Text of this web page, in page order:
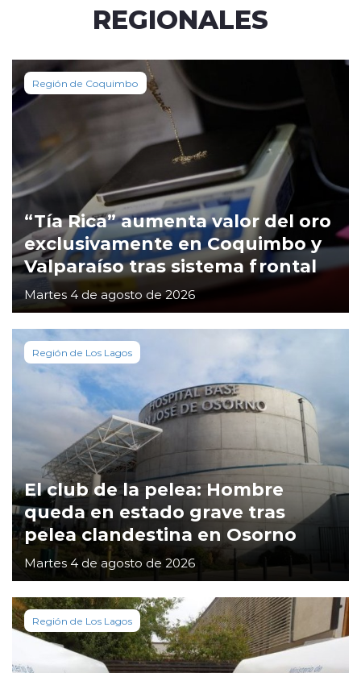
REGIONALES
Región de Coquimbo
“Tía Rica” aumenta valor del oro
exclusivamente en Coquimbo y
Valparaíso tras sistema frontal
Martes 4 de agosto de 2026
Región de Los Lagos
El club de la pelea: Hombre
queda en estado grave tras
pelea clandestina en Osorno
Martes 4 de agosto de 2026
Región de Los Lagos